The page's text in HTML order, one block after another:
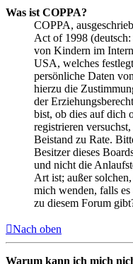
Was ist COPPA?
COPPA,
Act of 1998
von Kindern im
USA, welches
persönliche Daten
hierzu die
der
bist, ob dies auf dich
registrieren
Beistand zu Rate.
Besitzer dieses
und nicht die
Art ist; außer
mich wenden, falls
zu diesem Forum
Nach oben
Warum kann ich mich